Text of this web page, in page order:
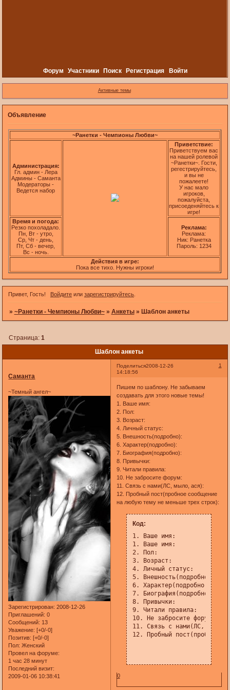
Форум Участники Поиск Регистрация Войти
Активные темы
Объявление
~Ранетки - Чемпионы Любви~
Администрация:
Гл. админ - Лера
Админы - Саманта
Модераторы -
Ведется набор
Приветствие:
Приветствуем вас
на нашей ролевой
~Ранетки~. Гости,
регестрируйтесь,
и вы не
пожалеете!
У нас мало
игроков,
пожалуйста,
присоеденяйтесь к
игре!
Время и погода:
Резко похоладало.
Пн, Вт - утро,
Ср, Чт - день,
Пт, Сб - вечер,
Вс - ночь.
Реклама:
Реклама:
Ник: Ранетка
Пароль: 1234
Действия в игре:
Пока все тихо. Нужны игроки!
Привет, Гость! Войдитеили зарегистрируйтесь.
» ~Ранетки - Чемпионы Любви~ » Анкеты » Шаблон анкеты
Шаблон анкеты
Страница: 1
Поделиться 1
2008-12-26
14:18:56
Саманта
~Темный ангел~
Зарегистрирован: 2008-12-26
Приглашений: 0
Сообщений: 13
Уважение: [+0/-0]
Позитив: [+0/-0]
Пол: Женский
Провел на форуме:
1 час 28 минут
Последний визит:
2009-01-06 10:38:41
Пишем по шаблону. Не забываем
создавать для этого новые темы!
1. Ваше имя:
2. Пол:
3. Возраст:
4. Личный статус:
5. Внешность(подробно):
6. Характер(подробно):
7. Биография(подробно):
8. Привычки:
9. Читали правила:
10. Не забросите форум:
11. Связь с нами(ЛС, мыло, ася):
12. Пробный пост(пробное сообщение
на любую тему не меньше трех строк):
Код:
1. Ваше имя:
1. Ваше имя:
2. Пол:
3. Возраст:
4. Личный статус:
5. Внешность(подробно):
6. Характер(подробно):
7. Биография(подробно):
8. Привычки:
9. Читали правила:
10. Не забросите форум:
11. Связь с нами(ЛС, мыло,
12. Пробный пост(пробное
0